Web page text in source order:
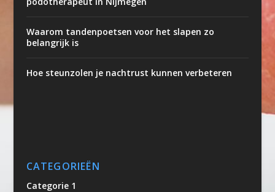
Waarom tandenpoetsen voor het slapen zo
belangrijk is
Hoe steunzolen je nachtrust kunnen verbeteren
CATEGORIEËN
Categorie 1